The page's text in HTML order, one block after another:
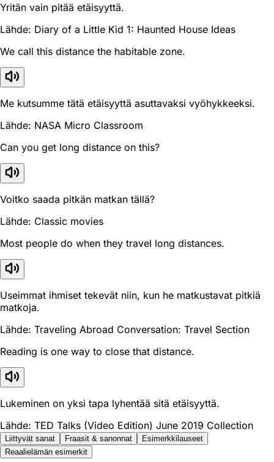
Yritän vain pitää etäisyyttä.
Lähde: Diary of a Little Kid 1: Haunted House Ideas
We call this distance the habitable zone.
Me kutsumme tätä etäisyyttä asuttavaksi vyöhykkeeksi.
Lähde: NASA Micro Classroom
Can you get long distance on this?
Voitko saada pitkän matkan tällä?
Lähde: Classic movies
Most people do when they travel long distances.
Useimmat ihmiset tekevät niin, kun he matkustavat pitkiä
matkoja.
Lähde: Traveling Abroad Conversation: Travel Section
Reading is one way to close that distance.
Lukeminen on yksi tapa lyhentää sitä etäisyyttä.
Lähde: TED Talks (Video Edition) June 2019 Collection
Liittyvät sanat Fraasit & sanonnat
Esimerkkilauseet
Reaali­elämän esimerkit